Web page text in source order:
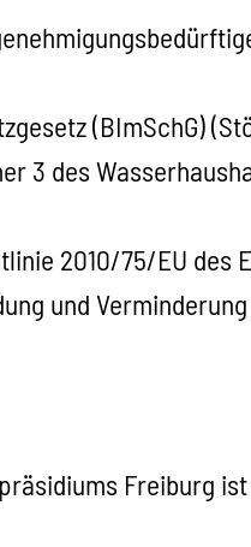
(BImSchG)
3 des
2010/75/EU des
und
Freiburg